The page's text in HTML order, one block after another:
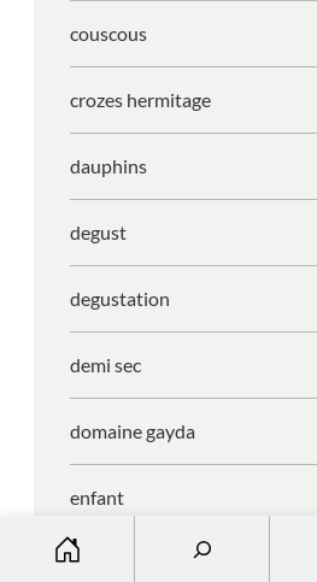
couscous
crozes hermitage
dauphins
degust
degustation
demi sec
domaine gayda
enfant
entreprise